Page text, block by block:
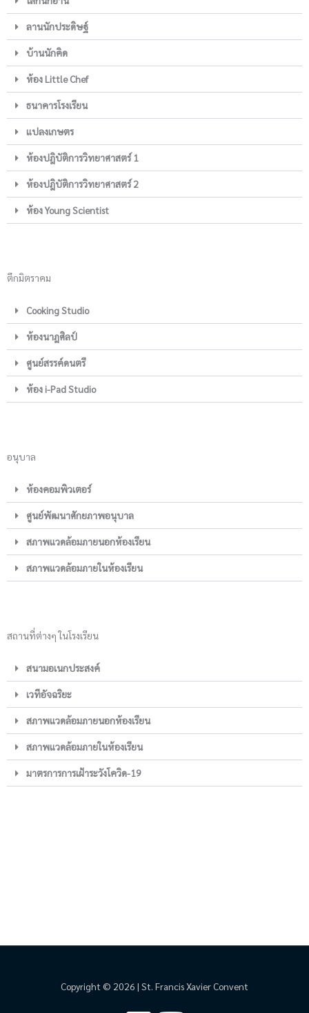
ลานนักประดิษฐ์
บ้านนักคิด
ห้อง Little Chef
ธนาคารโรงเรียน
แปลงเกษตร
ห้องปฎิบัติการวิทยาศาสตร์ 1
ห้องปฎิบัติการวิทยาศาสตร์ 2
ห้อง Young Scientist
ตึกมิตราคม
Cooking Studio
ห้องนาฎศิลป์
ศูนย์สรรค์ดนตรี
ห้อง i-Pad Studio
อนุบาล
ห้องคอมพิวเตอร์
ศูนย์พัฒนาศักยภาพอนุบาล
สภาพแวดล้อมภายนอกห้องเรียน
สภาพแวดล้อมภายในห้องเรียน
สถานที่ต่างๆ ในโรงเรียน
สนามอเนกประสงค์
เวทีอัจฉริยะ
สภาพแวดล้อมภายนอกห้องเรียน
สภาพแวดล้อมภายในห้องเรียน
มาตรการการเฝ้าระวังโควิด-19
Copyright © 2026 | St. Francis Xavier Convent